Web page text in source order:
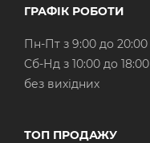
ГРАФІК РОБОТИ
Пн-Пт з 9:00 до 20:00
Cб-Нд з 10:00 до 18:00
без вихідних
ТОП ПРОДАЖУ